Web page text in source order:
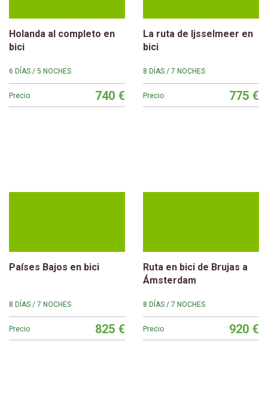
Holanda al completo en
bici
6 DÍAS / 5 NOCHES
Precio 740 €
La ruta de Ijsselmeer en
bici
8 DÍAS / 7 NOCHES
Precio 775 €
Países Bajos en bici
8 DÍAS / 7 NOCHES
Precio 825 €
Ruta en bici de Brujas a
Ámsterdam
8 DÍAS / 7 NOCHES
Precio 920 €